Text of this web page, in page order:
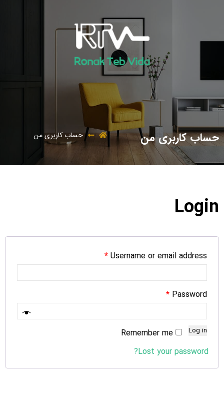
حساب کاربری من حساب کاربری من
Login
Username or email address
*
Password
*
Remember me Log in
Lost your password?